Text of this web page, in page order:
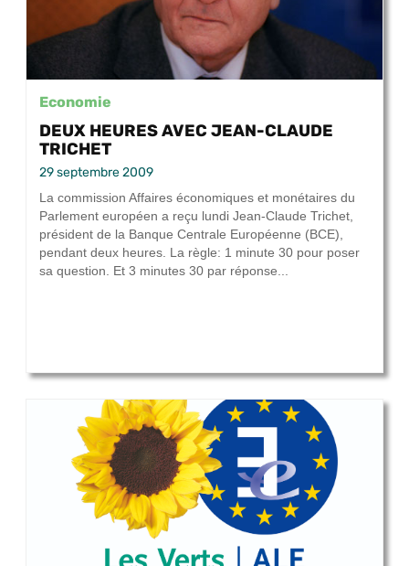
Economie
DEUX HEURES AVEC JEAN-CLAUDE
TRICHET
29 septembre 2009
La commission Affaires économiques et monétaires du
Parlement européen a reçu lundi Jean-Claude Trichet,
président de la Banque Centrale Européenne (BCE),
pendant deux heures. La règle: 1 minute 30 pour poser
sa question. Et 3 minutes 30 par réponse...